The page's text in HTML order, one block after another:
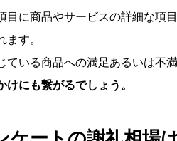
目に商品やサービスの詳細な項
す。
ている商品への満足あるいは不
にも繋がるでしょう。